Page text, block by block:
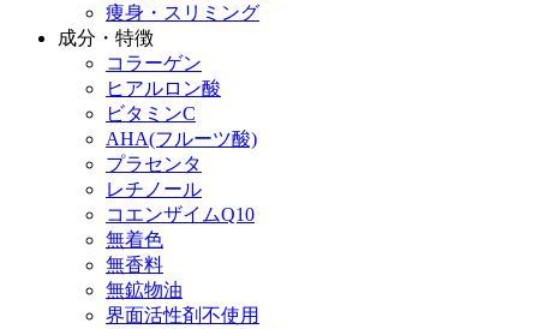
痩身・スリミング
成分・特徴
コラーゲン
ヒアルロン酸
ビタミンC
AHA(フルーツ酸)
プラセンタ
レチノール
コエンザイムQ10
無着色
無香料
無鉱物油
界面活性剤不使用